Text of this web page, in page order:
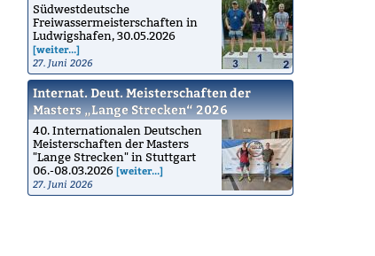
Südwestdeutsche
Freiwassermeisterschaften in
Ludwigshafen, 30.05.2026
[weiter...]
27. Juni 2026
Internat. Deut. Meisterschaften der
Masters „Lange Strecken“ 2026
40. Internationalen Deutschen
Meisterschaften der Masters
"Lange Strecken" in Stuttgart
06.-08.03.2026 [weiter...]
27. Juni 2026